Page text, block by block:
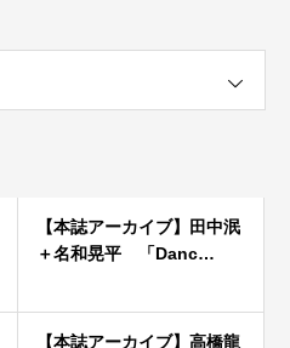
【本誌アーカイブ】田中泯
＋名和晃平 「Danc…
【本誌アーカイブ】高橋龍